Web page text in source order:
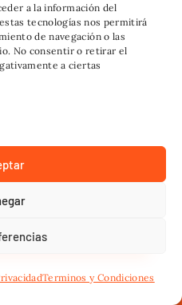
a la información del
tecnologías nos permitirá
de navegación o las
No consentir o retirar el
a ciertas
Terminos y Condiciones
y emprendedores dedicada